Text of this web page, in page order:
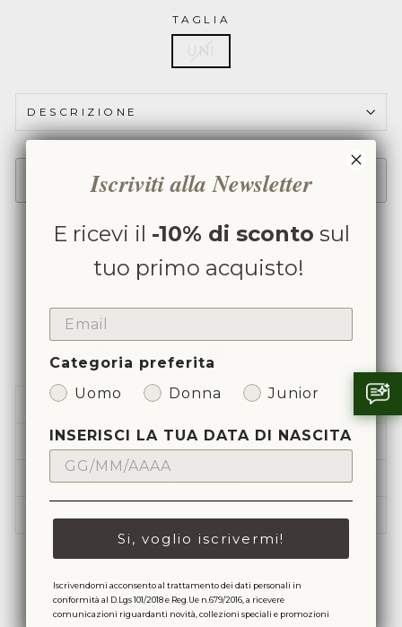
TAGLIA
UNI
DESCRIZIONE
SOLD OUT
AGGIUNGI ALLA LISTA DEI
DESIDERI
su
Facebook
Instagram
COME PUOI CONTATTARCI
CONSEGNA & RESO
Iscriviti alla Newsletter
E ricevi il -10% di sconto sul
tuo primo acquisto!
EMAIL
Categoria preferita
Uomo
Donna Junior
INSERISCI LA TUA DATA DI NASCITA
Si, voglio iscrivermi!
Iscrivendomi acconsento al trattamento dei dati personali in
conformità al D.Lgs 101/2018 e Reg.Ue n.679/2016, a ricevere
comunicazioni riguardanti novità, collezioni speciali e promozioni